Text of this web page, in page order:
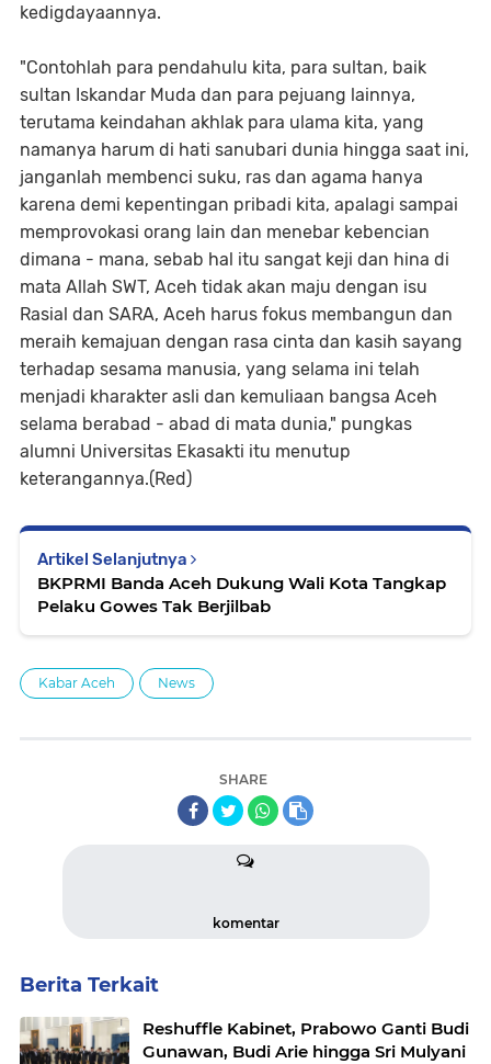
kedigdayaannya.
"Contohlah para pendahulu kita, para sultan, baik
sultan Iskandar Muda dan para pejuang lainnya,
terutama keindahan akhlak para ulama kita, yang
namanya harum di hati sanubari dunia hingga saat ini,
janganlah membenci suku, ras dan agama hanya
karena demi kepentingan pribadi kita, apalagi sampai
memprovokasi orang lain dan menebar kebencian
dimana - mana, sebab hal itu sangat keji dan hina di
mata Allah SWT, Aceh tidak akan maju dengan isu
Rasial dan SARA, Aceh harus fokus membangun dan
meraih kemajuan dengan rasa cinta dan kasih sayang
terhadap sesama manusia, yang selama ini telah
menjadi kharakter asli dan kemuliaan bangsa Aceh
selama berabad - abad di mata dunia," pungkas
alumni Universitas Ekasakti itu menutup
keterangannya.(Red)
Artikel Selanjutnya
BKPRMI Banda Aceh Dukung Wali Kota Tangkap
Pelaku Gowes Tak Berjilbab
Kabar Aceh News
SHARE
komentar
Berita Terkait
Reshuffle Kabinet, Prabowo Ganti Budi
Gunawan, Budi Arie hingga Sri Mulyani